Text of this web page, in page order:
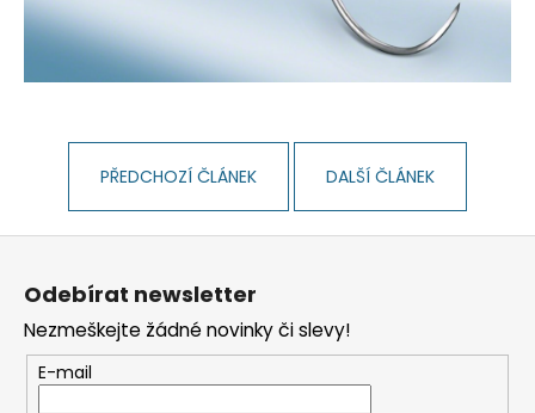
PŘEDCHOZÍ ČLÁNEK DALŠÍ ČLÁNEK
Z
Odebírat newsletter
Nezmeškejte žádné novinky či slevy!
E-mail